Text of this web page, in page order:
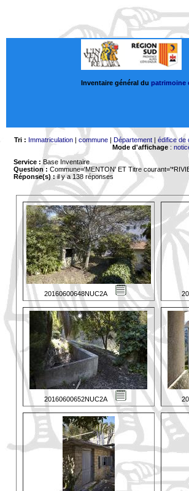
Inventaire général du patrimoine
Tri : Immatriculation| commune| Département| édifice de
Mode d'affichage:
Service : Base Inventaire
Question : Commune='MENTON' ET Titre
Réponse(s) :il y a 138 réponses
20160600648NUC2A
20160600652NUC2A